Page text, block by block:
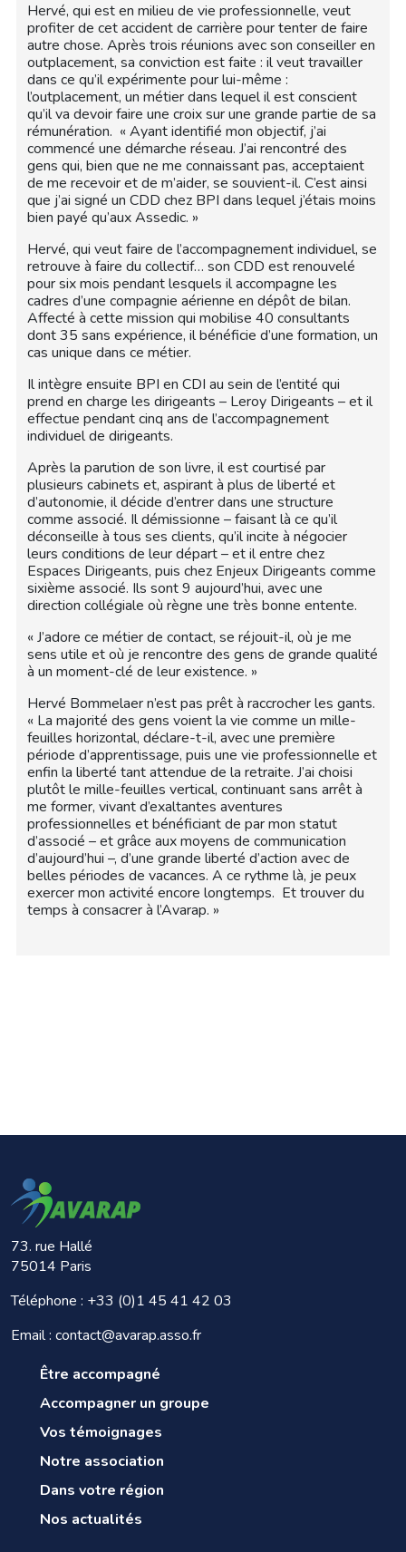
Hervé, qui est en milieu de vie professionnelle, veut
profiter de cet accident de carrière pour tenter de faire
autre chose. Après trois réunions avec son conseiller en
outplacement, sa conviction est faite : il veut travailler
dans ce qu’il expérimente pour lui-même :
l’outplacement, un métier dans lequel il est conscient
qu’il va devoir faire une croix sur une grande partie de sa
rémunération. « Ayant identifié mon objectif, j’ai
commencé une démarche réseau. J’ai rencontré des
gens qui, bien que ne me connaissant pas, acceptaient
de me recevoir et de m’aider, se souvient-il. C’est ainsi
que j’ai signé un CDD chez BPI dans lequel j’étais moins
bien payé qu’aux Assedic. »
Hervé, qui veut faire de l’accompagnement individuel, se
retrouve à faire du collectif… son CDD est renouvelé
pour six mois pendant lesquels il accompagne les
cadres d’une compagnie aérienne en dépôt de bilan.
Affecté à cette mission qui mobilise 40 consultants
dont 35 sans expérience, il bénéficie d’une formation, un
cas unique dans ce métier.
Il intègre ensuite BPI en CDI au sein de l’entité qui
prend en charge les dirigeants – Leroy Dirigeants – et il
effectue pendant cinq ans de l’accompagnement
individuel de dirigeants.
Après la parution de son livre, il est courtisé par
plusieurs cabinets et, aspirant à plus de liberté et
d’autonomie, il décide d’entrer dans une structure
comme associé. Il démissionne – faisant là ce qu’il
déconseille à tous ses clients, qu’il incite à négocier
leurs conditions de leur départ – et il entre chez
Espaces Dirigeants, puis chez Enjeux Dirigeants comme
sixième associé. Ils sont 9 aujourd’hui, avec une
direction collégiale où règne une très bonne entente.
« J’adore ce métier de contact, se réjouit-il, où je me
sens utile et où je rencontre des gens de grande qualité
à un moment-clé de leur existence. »
Hervé Bommelaer n’est pas prêt à raccrocher les gants.
« La majorité des gens voient la vie comme un mille-
feuilles horizontal, déclare-t-il, avec une première
période d’apprentissage, puis une vie professionnelle et
enfin la liberté tant attendue de la retraite. J’ai choisi
plutôt le mille-feuilles vertical, continuant sans arrêt à
me former, vivant d’exaltantes aventures
professionnelles et bénéficiant de par mon statut
d’associé – et grâce aux moyens de communication
d’aujourd’hui –, d’une grande liberté d’action avec de
belles périodes de vacances. A ce rythme là, je peux
exercer mon activité encore longtemps. Et trouver du
temps à consacrer à l’Avarap. »
73. rue Hallé
75014 Paris
Téléphone : +33 (0)1 45 41 42 03
Email : contact@avarap.asso.fr
Être accompagné
Accompagner un groupe
Vos témoignages
Notre association
Dans votre région
Nos actualités